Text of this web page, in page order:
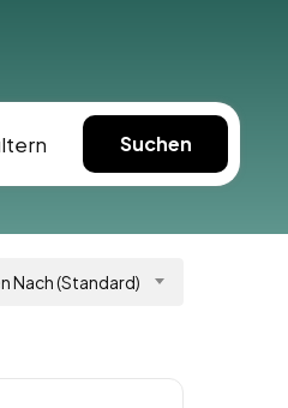
Suchen
Nach (Standard)